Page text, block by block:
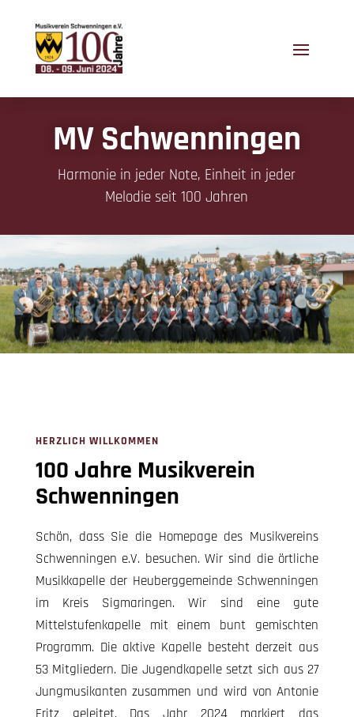
MV Schwenningen
Harmonie in jeder Note, Einheit in jeder
Melodie seit 100 Jahren
HERZLICH WILLKOMMEN
100 Jahre Musikverein
Schwenningen
Schön, dass Sie die Homepage des Musikvereins
Schwenningen e.V. besuchen. Wir sind die örtliche
Musikkapelle der Heuberggemeinde Schwenningen
im Kreis Sigmaringen. Wir sind eine gute
Mittelstufenkapelle mit einem bunt gemischten
Programm. Die aktive Kapelle besteht derzeit aus
53 Mitgliedern. Die Jugendkapelle setzt sich aus 27
Jungmusikanten zusammen und wird von Antonie